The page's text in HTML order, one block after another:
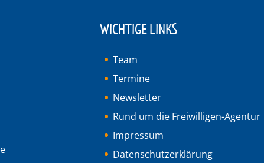
WICHTIGE LINKS
Team
Termine
Newsletter
Rund um die Freiwilligen-Agentur
Impressum
Datenschutzerklärung